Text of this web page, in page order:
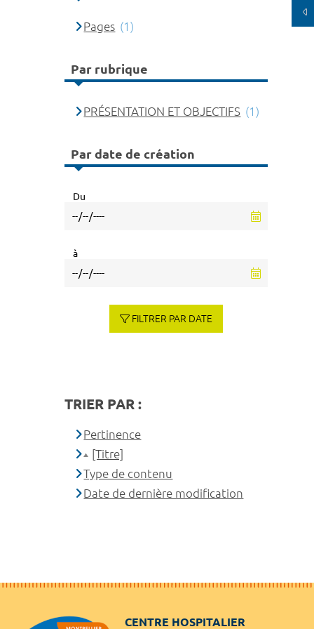
Pages (1)
Par rubrique
PRÉSENTATION ET OBJECTIFS (1)
Par date de création
Du
à
FILTRER PAR DATE
TRIER PAR :
Pertinence
[Titre]
Type de contenu
Date de dernière modification
CENTRE HOSPITALIER